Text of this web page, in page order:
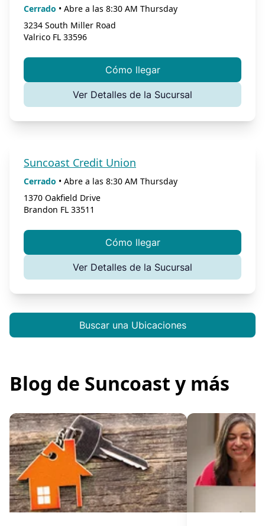
Cerrado • Abre a las 8:30 AM Thursday
3234 South Miller Road
Valrico FL 33596
Cómo llegar
Ver Detalles de la Sucursal
Suncoast Credit Union
Cerrado • Abre a las 8:30 AM Thursday
1370 Oakfield Drive
Brandon FL 33511
Cómo llegar
Ver Detalles de la Sucursal
Buscar una Ubicaciones
Blog de Suncoast y más